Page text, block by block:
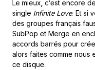
Le mieux, c’est encore
single Infinite Love. Et si
des groupes français
SubPop et Merge en
accords barrés pour
alors faites comme nous
ce disque.